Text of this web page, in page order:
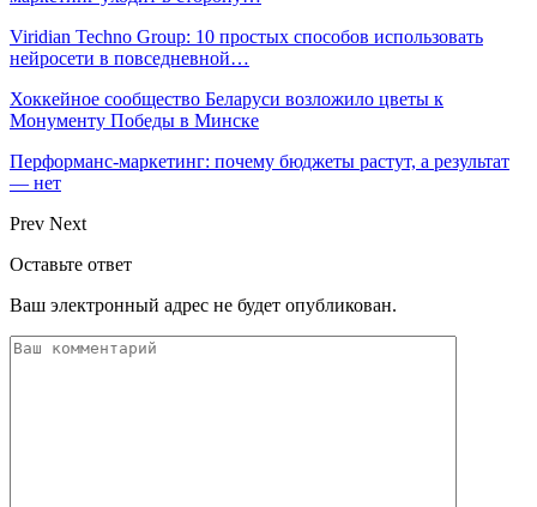
Viridian Techno Group: 10 простых способов использовать
нейросети в повседневной…
Хоккейное сообщество Беларуси возложило цветы к
Монументу Победы в Минске
Перформанс-маркетинг: почему бюджеты растут, а результат
— нет
Prev Next
Оставьте ответ
Ваш электронный адрес не будет опубликован.